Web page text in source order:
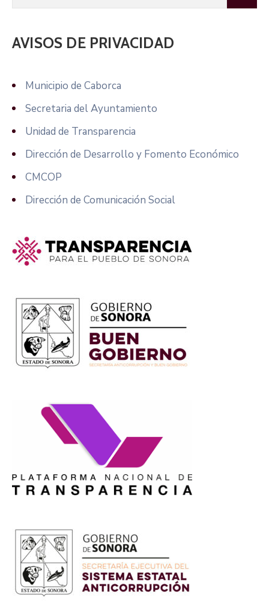
AVISOS DE PRIVACIDAD
Municipio de Caborca
Secretaria del Ayuntamiento
Unidad de Transparencia
Dirección de Desarrollo y Fomento Económico
CMCOP
Dirección de Comunicación Social